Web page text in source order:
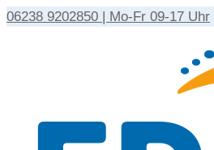
06238 9202850 | Mo-Fr 09-17 Uhr